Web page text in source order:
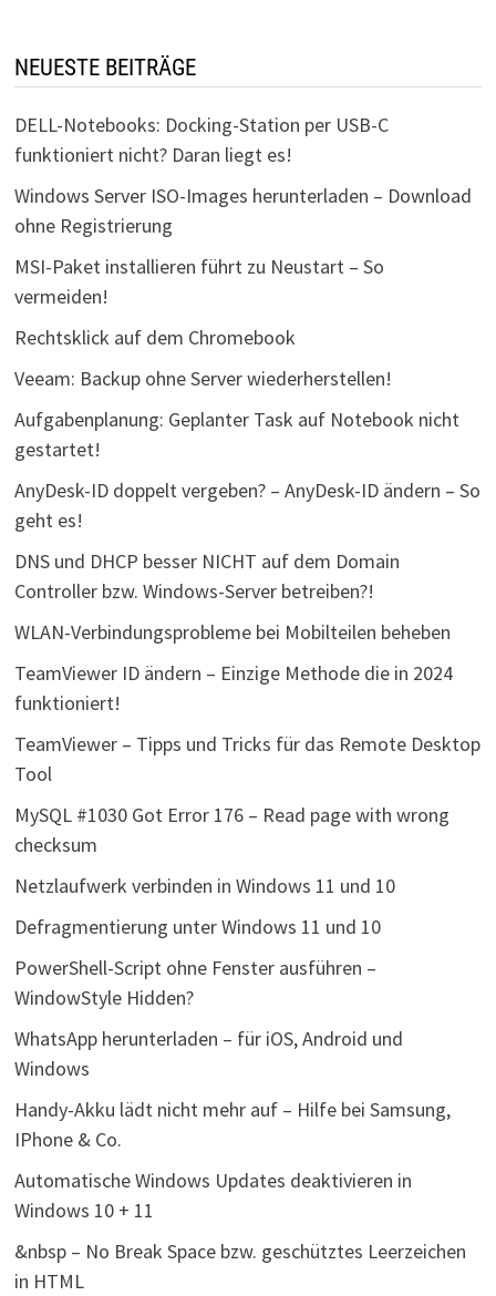
NEUESTE BEITRÄGE
DELL-Notebooks: Docking-Station per USB-C
funktioniert nicht? Daran liegt es!
Windows Server ISO-Images herunterladen – Download
ohne Registrierung
MSI-Paket installieren führt zu Neustart – So
vermeiden!
Rechtsklick auf dem Chromebook
Veeam: Backup ohne Server wiederherstellen!
Aufgabenplanung: Geplanter Task auf Notebook nicht
gestartet!
AnyDesk-ID doppelt vergeben? – AnyDesk-ID ändern – So
geht es!
DNS und DHCP besser NICHT auf dem Domain
Controller bzw. Windows-Server betreiben?!
WLAN-Verbindungsprobleme bei Mobilteilen beheben
TeamViewer ID ändern – Einzige Methode die in 2024
funktioniert!
TeamViewer – Tipps und Tricks für das Remote Desktop
Tool
MySQL #1030 Got Error 176 – Read page with wrong
checksum
Netzlaufwerk verbinden in Windows 11 und 10
Defragmentierung unter Windows 11 und 10
PowerShell-Script ohne Fenster ausführen –
WindowStyle Hidden?
WhatsApp herunterladen – für iOS, Android und
Windows
Handy-Akku lädt nicht mehr auf – Hilfe bei Samsung,
IPhone & Co.
Automatische Windows Updates deaktivieren in
Windows 10 + 11
&nbsp – No Break Space bzw. geschütztes Leerzeichen
in HTML